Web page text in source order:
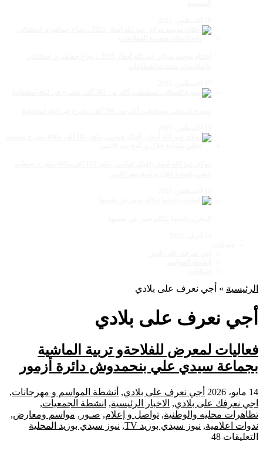
الرئيسية » أجي نعرف على بلادي
أجي نعرف على بلادي
فعاليات لمعرض للفلاحةو تربية الماشية
بجماعة سيدي علي بنحمدوش دائرة أزمور
14 مايو، 2026 أجي نعرف على بلادي, أنشطة المواسم و مهرجانات,
اجي نعرفك على بلادي, الاخبار الرئيسية, انشطة الجمعيات,
تظاهرات محليه والوطنية, تواصل و إعلام, صـور , مواسم ومعارض,
ندوات اعلامية, نيوز سيدي بوزيد TV , نيوز سيدي بوزيد المحلية
التعليقات على
48